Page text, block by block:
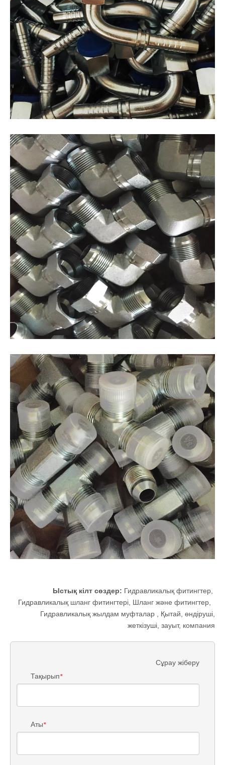
Ыстық кілт сөздер: Гидравликалық фитингтер
Гидравликалық шланг фитингтері Шланг және фитингтер
Гидравликалық жылдам муфталар
, Қытай, өндіруші,
жеткізуші, зауыт, компания
Сұрау жіберу
*
Тақырып
*
Аты